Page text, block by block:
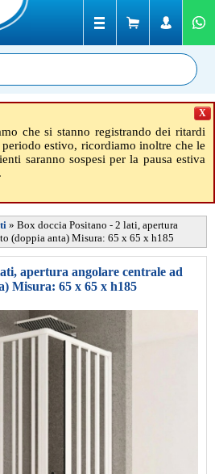
che si stanno registrando dei ritardi
periodo estivo, ricordiamo inoltre che le
saranno sospesi per la pausa estiva
X
» Box doccia Positano - 2 lati, apertura
(doppia anta) Misura: 65 x 65 x h185
apertura angolare centrale ad
Misura: 65 x 65 x h185